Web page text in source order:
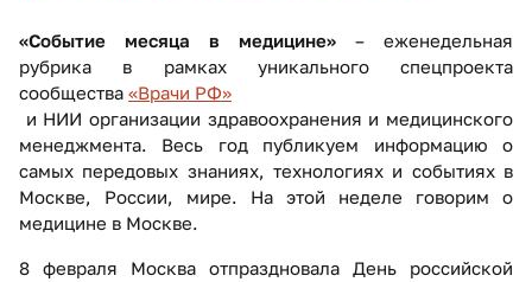
«Событие месяца в медицине» – еженедельная
рубрика в рамках уникального спецпроекта
сообщества «Врачи РФ»
и НИИ организации здравоохранения и медицинского
менеджмента. Весь год публикуем информацию о
самых передовых знаниях, технологиях и событиях в
Москве, России, мире. На этой неделе говорим о
медицине в Москве.
8 февраля Москва отпраздновала День российской